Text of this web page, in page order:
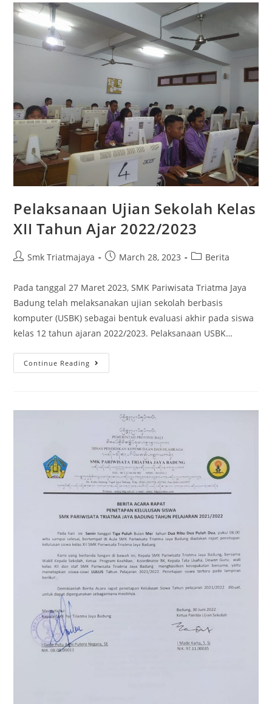
Pelaksanaan Ujian Sekolah Kelas
XII Tahun Ajar 2022/2023
Smk Triatmajaya March 28, 2023 Berita
Pada tanggal 27 Maret 2023, SMK Pariwisata Triatma Jaya
Badung telah melaksanakan ujian sekolah berbasis
komputer (USBK) sebagai bentuk evaluasi akhir pada siswa
kelas 12 tahun ajaran 2022/2023. Pelaksanaan USBK…
Continue Reading